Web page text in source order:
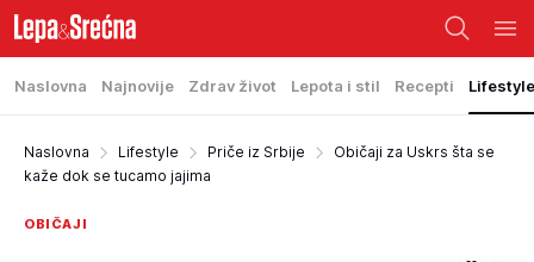
Naslovna Najnovije Zdrav život Lepota i stil Recepti Lifestyle
Naslovna Lifestyle Priče iz Srbije
Običaji za Uskrs šta se
kaže dok se tucamo jajima
OBIČAJI